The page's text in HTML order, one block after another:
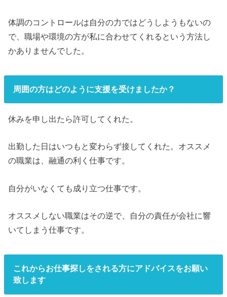
体調のコントロールは自分の力ではどうしようもないの
で、職場や環境の方が私に合わせてくれるという方法し
かありませんでした。
周囲の方はどのように支援を受けましたか？
休みを申し出たら許可してくれた。
出勤した日はいつもと変わらず接してくれた。オススメ
の職業は、融通の利く仕事です。
自分がいなくても成り立つ仕事です。
オススメしない職業はその逆で、自分の責任が会社に響
いてしまう仕事です。
これからお仕事探しをされる方にアドバイスをお願い
致します